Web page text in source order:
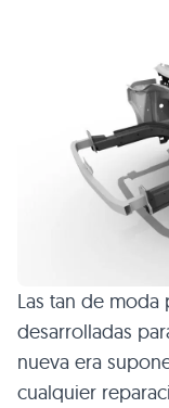
Las tan de moda
desarrolladas
nueva era
cualquier